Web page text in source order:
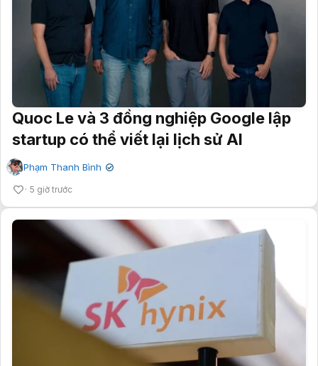
Quoc Le và 3 đồng nghiệp Google lập
startup có thể viết lại lịch sử AI
Phạm Thanh Bình ✔
5 giờ trước